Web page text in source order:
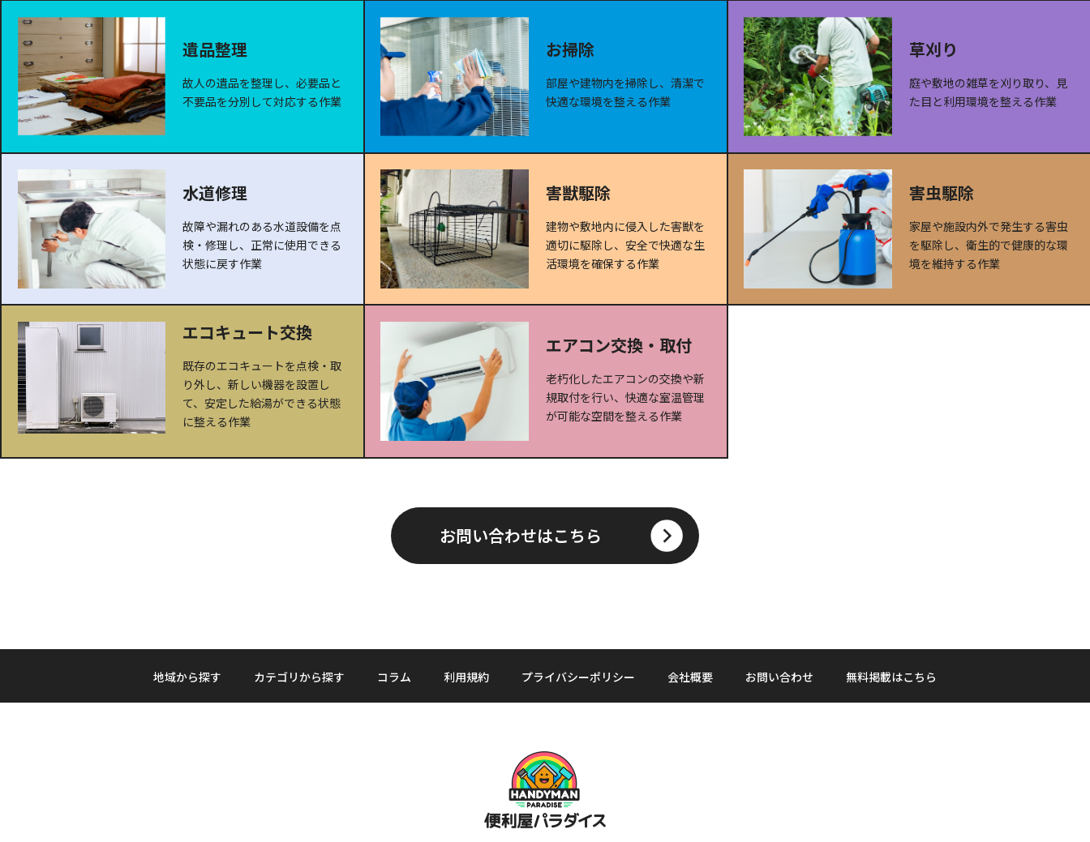
遺品整理
故人の遺品を整理し、必要品と
不要品を分別して対応する作業
お掃除
部屋や建物内を掃除し、清潔で
快適な環境を整える作業
草刈り
庭や敷地の雑草を刈り取り、見
た目と利用環境を整える作業
水道修理
故障や漏れのある水道設備を点
検・修理し、正常に使用できる
状態に戻す作業
害獣駆除
建物や敷地内に侵入した害獣を
適切に駆除し、安全で快適な生
活環境を確保する作業
害虫駆除
家屋や施設内外で発生する害虫
を駆除し、衛生的で健康的な環
境を維持する作業
エコキュート交換
既存のエコキュートを点検・取
り外し、新しい機器を設置し
て、安定した給湯ができる状態
に整える作業
エアコン交換・取付
老朽化したエアコンの交換や新
規取付を行い、快適な室温管理
が可能な空間を整える作業
お問い合わせはこちら
地域から探す カテゴリから探す コラム 利用規約 プライバシーポリシー 会社概要 お問い合わせ 無料掲載はこちら